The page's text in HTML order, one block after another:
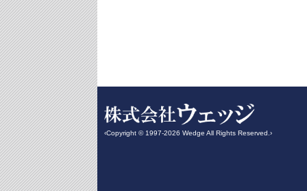
‹Copyright © 1997-2026 Wedge All Rights Reserved.›